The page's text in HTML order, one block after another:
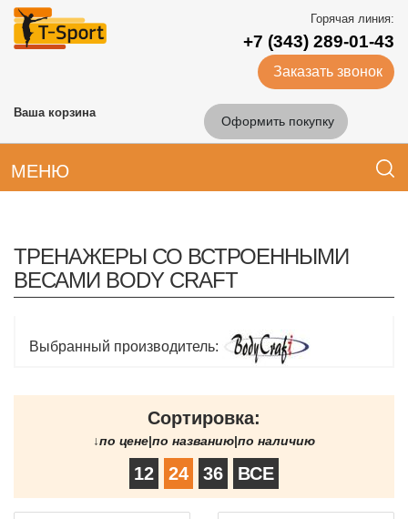
Горячая линия:
+7 (343) 289-01-43
Заказать звонок
Ваша корзина
Оформить покупку
МЕНЮ
ТРЕНАЖЕРЫ СО ВСТРОЕННЫМИ
ВЕСАМИ BODY CRAFT
Выбранный производитель:
Сортировка:
↓по цене|по названию|по наличию
12 24 36 ВСЕ